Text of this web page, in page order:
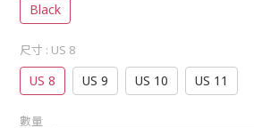
Black
尺寸 : US 8
US 8 US 9 US 10 US 11
數量